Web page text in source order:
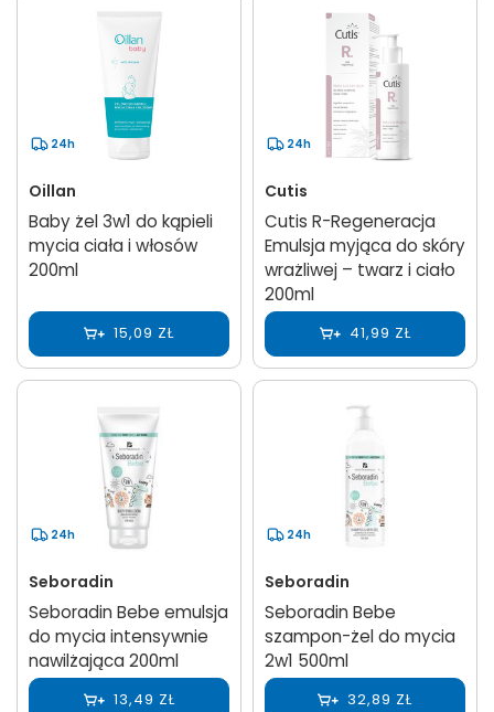
24h
Oillan
Baby żel 3w1 do kąpieli
mycia ciała i włosów
200ml
15,09 ZŁ
24h
Cutis
Cutis R-Regeneracja
Emulsja myjąca do skóry
wrażliwej – twarz i ciało
200ml
41,99 ZŁ
24h
Seboradin
Seboradin Bebe emulsja
do mycia intensywnie
nawilżająca 200ml
13,49 ZŁ
24h
Seboradin
Seboradin Bebe
szampon-żel do mycia
2w1 500ml
32,89 ZŁ